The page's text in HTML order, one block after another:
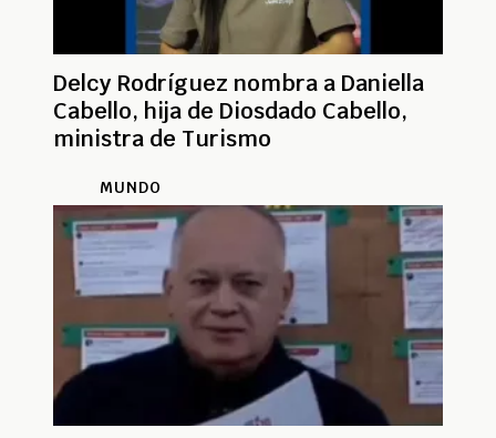
Delcy Rodríguez nombra a Daniella
Cabello, hija de Diosdado Cabello,
ministra de Turismo
MUNDO